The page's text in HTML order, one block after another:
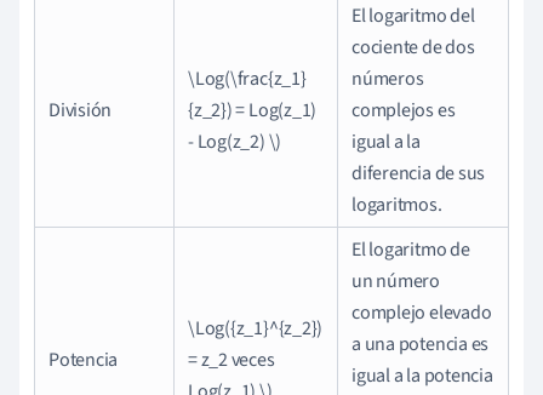
División
\Log(\frac{z_1}
{z_2}) = Log(z_1)
- Log(z_2) \)
El logaritmo del
cociente de dos
números
complejos es
igual a la
diferencia de sus
logaritmos.
Potencia
\Log({z_1}^{z_2})
= z_2 veces
El logaritmo de
un número
complejo elevado
a una potencia es
igual a la potencia